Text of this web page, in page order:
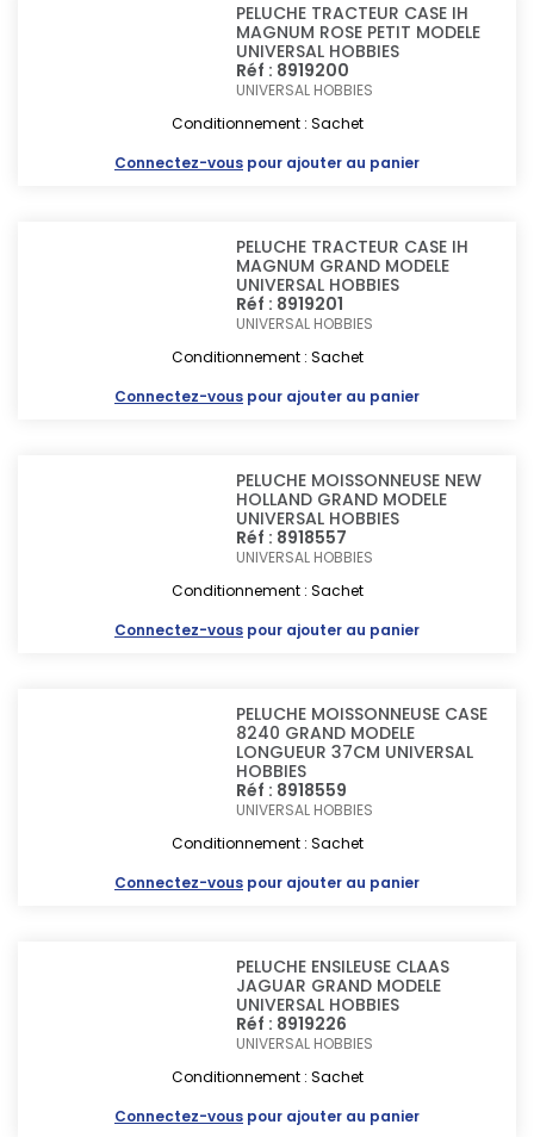
PELUCHE TRACTEUR CASE IH
MAGNUM ROSE PETIT MODELE
UNIVERSAL HOBBIES
Réf : 8919200
UNIVERSAL HOBBIES
Conditionnement : Sachet
Connectez-vous pour ajouter au panier
PELUCHE TRACTEUR CASE IH
MAGNUM GRAND MODELE
UNIVERSAL HOBBIES
Réf : 8919201
UNIVERSAL HOBBIES
Conditionnement : Sachet
Connectez-vous pour ajouter au panier
PELUCHE MOISSONNEUSE NEW
HOLLAND GRAND MODELE
UNIVERSAL HOBBIES
Réf : 8918557
UNIVERSAL HOBBIES
Conditionnement : Sachet
Connectez-vous pour ajouter au panier
PELUCHE MOISSONNEUSE CASE
8240 GRAND MODELE
LONGUEUR 37CM UNIVERSAL
HOBBIES
Réf : 8918559
UNIVERSAL HOBBIES
Conditionnement : Sachet
Connectez-vous pour ajouter au panier
PELUCHE ENSILEUSE CLAAS
JAGUAR GRAND MODELE
UNIVERSAL HOBBIES
Réf : 8919226
UNIVERSAL HOBBIES
Conditionnement : Sachet
Connectez-vous pour ajouter au panier